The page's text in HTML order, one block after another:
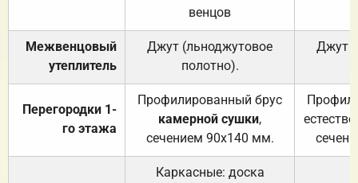
венцов
Межвенцовый
утеплитель
Джут (льноджутовое
полотно).
Джут
Перегородки 1-
го этажа
Профилированный брус
камерной сушки,
сечением 90х140 мм.
Каркасные: доска